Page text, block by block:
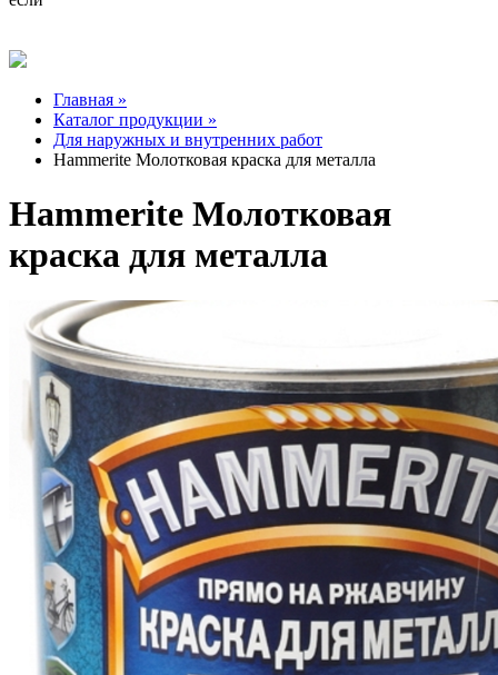
Главная »
Каталог продукции »
Для наружных и внутренних работ
Hammerite Молотковая краска для металла
Hammerite Молотковая
краска для металла